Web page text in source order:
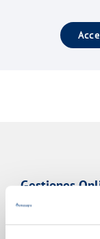
Gestiones
FACTURAS, PAGOS